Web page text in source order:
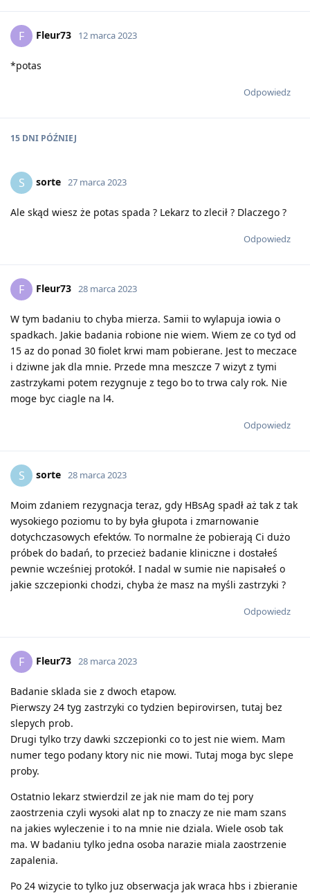
F Fleur73 12 marca 2023
*potas
Odpowiedz
15 DNI PÓŹNIEJ
S sorte 27 marca 2023
Ale skąd wiesz że potas spada ? Lekarz to zlecił ? Dlaczego ?
Odpowiedz
F Fleur73 28 marca 2023
W tym badaniu to chyba mierza. Samii to wylapuja iowia o
spadkach. Jakie badania robione nie wiem. Wiem ze co tyd od
15 az do ponad 30 fiolet krwi mam pobierane. Jest to meczace
i dziwne jak dla mnie. Przede mna meszcze 7 wizyt z tymi
zastrzykami potem rezygnuje z tego bo to trwa caly rok. Nie
moge byc ciagle na l4.
Odpowiedz
S sorte 28 marca 2023
Moim zdaniem rezygnacja teraz, gdy HBsAg spadł aż tak z tak
wysokiego poziomu to by była głupota i zmarnowanie
dotychczasowych efektów. To normalne że pobierają Ci dużo
próbek do badań, to przecież badanie kliniczne i dostałeś
pewnie wcześniej protokół. I nadal w sumie nie napisałeś o
jakie szczepionki chodzi, chyba że masz na myśli zastrzyki ?
Odpowiedz
F Fleur73 28 marca 2023
Badanie sklada sie z dwoch etapow.
Pierwszy 24 tyg zastrzyki co tydzien bepirovirsen, tutaj bez
slepych prob.
Drugi tylko trzy dawki szczepionki co to jest nie wiem. Mam
numer tego podany ktory nic nie mowi. Tutaj moga byc slepe
proby.
Ostatnio lekarz stwierdzil ze jak nie mam do tej pory
zaostrzenia czyli wysoki alat np to znaczy ze nie mam szans
na jakies wyleczenie i to na mnie nie dziala. Wiele osob tak
ma. W badaniu tylko jedna osoba narazie miala zaostrzenie
zapalenia.
Po 24 wizycie to tylko juz obserwacja jak wraca hbs i zbieranie